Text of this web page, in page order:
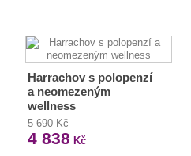
Harrachov s polopenzí
a neomezeným
wellness
5 690 Kč
4 838 Kč